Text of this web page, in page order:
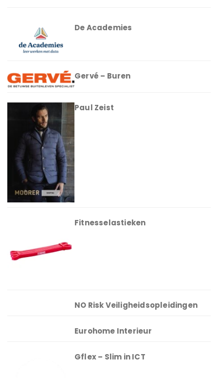
De Academies
Gervé – Buren
Paul Zeist
Fitnesselastieken
NO Risk Veiligheidsopleidingen
Eurohome Interieur
Gflex – Slim in ICT